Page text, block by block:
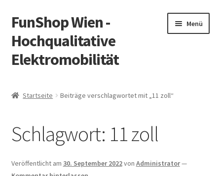
Zur
Navigation
springen
Zum
Inhalt
springen
FunShop Wien -
Hochqualitative
Elektromobilität
Menü
Vorsicht Internetbetrug
Über FunShop
Startseite Beiträge verschlagwortet mit „11 zoll“
Schlagwort: 11 zoll
Veröffentlicht am 30. September 2022von Administrator—